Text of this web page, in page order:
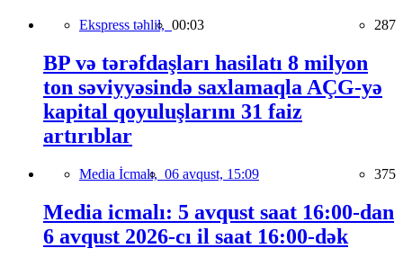
Ekspress təhlil, 00:03 287
BP və tərəfdaşları hasilatı 8 milyon
ton səviyyəsində saxlamaqla AÇG-yə
kapital qoyuluşlarını 31 faiz
artırıblar
Media İcmalı, 06 avqust, 15:09 375
Media icmalı: 5 avqust saat 16:00-dan
6 avqust 2026-cı il saat 16:00-dək